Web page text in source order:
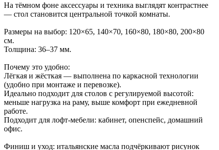
На тёмном фоне аксессуары и техника выглядят контрастнее
— стол становится центральной точкой комнаты.
Размеры на выбор: 120×65, 140×70, 160×80, 180×80, 200×80
см.
Толщина: 36–37 мм.
Почему это удобно:
Лёгкая и жёсткая — выполнена по каркасной технологии
(удобно при монтаже и перевозке).
Идеально подходит для столов с регулируемой высотой:
меньше нагрузка на раму, выше комфорт при ежедневной
работе.
Подходит для лофт‑мебели: кабинет, опенспейс, домашний
офис.
Финиш и уход: итальянские масла подчёркивают рисунок